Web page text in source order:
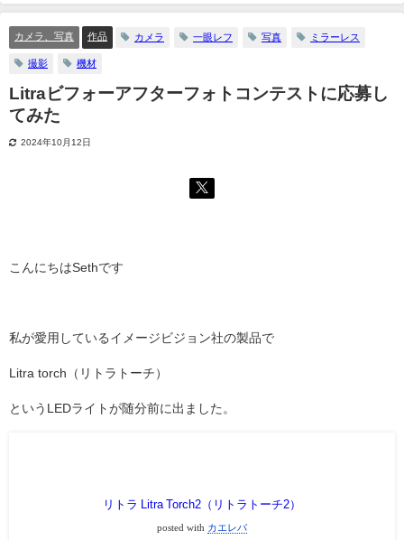
た
カメラ、写真 作品 カメラ 一眼レフ 写真 ミラーレス
撮影 機材
Litraビフォーアフターフォトコンテストに応募し
てみた
2024年10月12日
こんにちはSethです
私が愛用しているイメージビジョン社の製品で
Litra torch（リトラトーチ）
というLEDライトが随分前に出ました。
リトラ Litra Torch2（リトラトーチ2）
posted with カエレバ